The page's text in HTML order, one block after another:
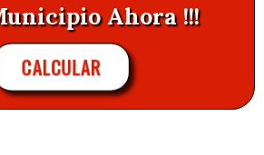
Ahora !!!
CALCULAR